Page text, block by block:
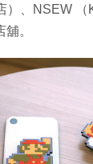
）、NSEW
。